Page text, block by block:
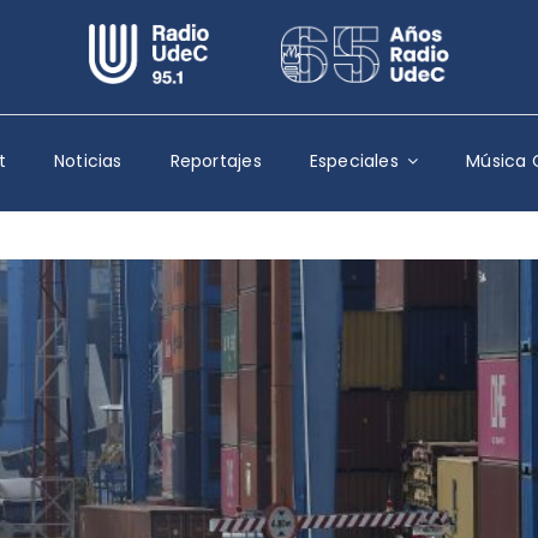
Escuchar Radio UdeC en vivo
Quiénes Somos
Programación
Podcast
Noticias
Reportajes
Columnas
Música Clásica
Especiales
Noticias Reportajes Especiales Música